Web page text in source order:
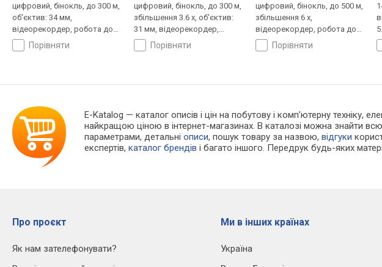
цифровий, бінокль, до 300 м,
об'єктив: 34 мм,
відеорекордер, робота до
10 годпорівняти
цифровий, бінокль, до 300 м,
збільшення 3.6 x, об'єктив:
31 мм, відеорекордер,
робота до 12 год
порівняти
цифровий, бінокль, до 500 м,
збільшення 6 x,
відеорекордер, робота до
8 год порівняти
E-Katalog — каталог описів і цін на побутову і комп'ютерну техніку,
найкращою ціною в інтернет-магазинах. В каталозі можна знайти
параметрами, детальніописи, пошук товару за назвою,відгуки
експертів,каталог брендів і багато іншого. Передрук будь-яких
Про проєкт
Як нам зателефонувати?
Ми в інших країнах
Україна